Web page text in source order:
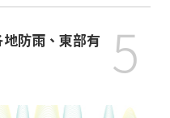
防雨、東部有
5